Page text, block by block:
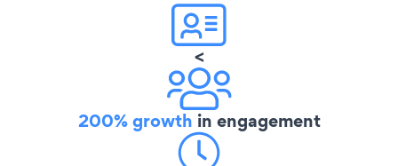
<
200% growth in engagement